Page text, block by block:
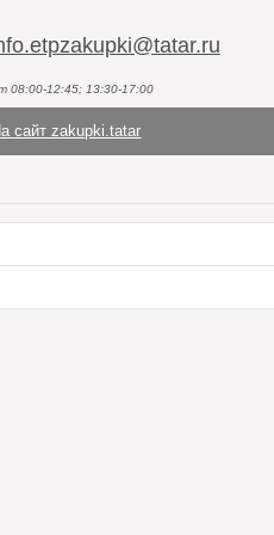
08:00-12:45; 13:30-17:00
сайт zakupki.tatar